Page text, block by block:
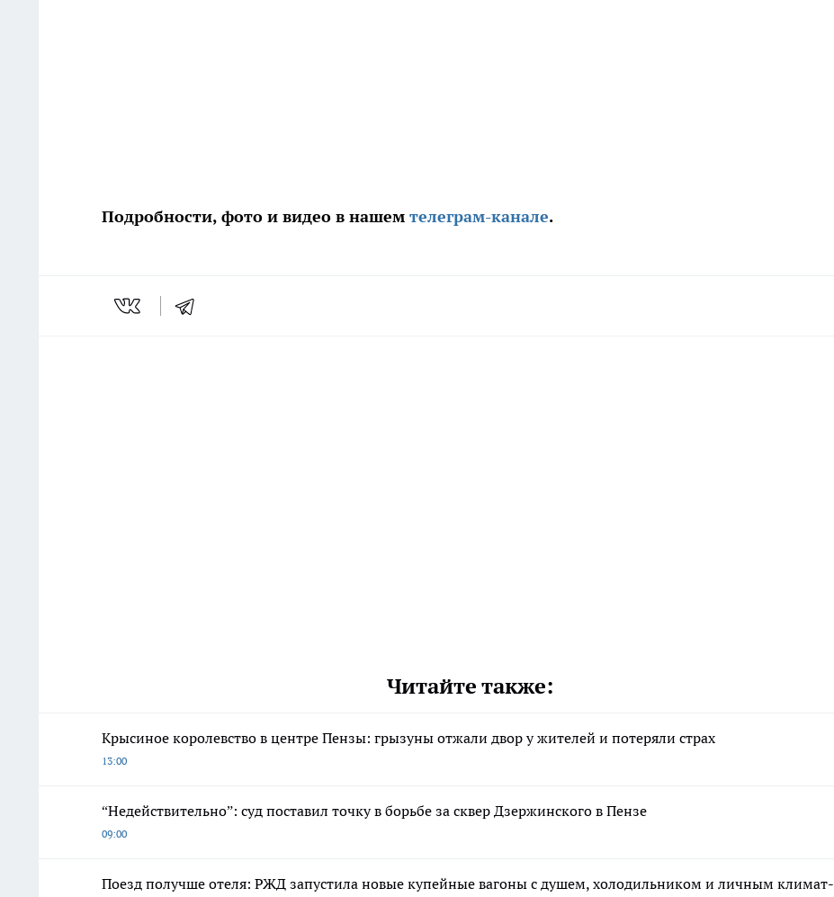
Подробности, фото и видео в нашем телеграм-канале.
Читайте также:
Крысиное королевство в центре Пензы: грызуны отжали двор у жителей и потеряли страх
13:00
“Недействительно”: суд поставил точку в борьбе за сквер Дзержинского в Пензе
09:00
Поезд получше отеля: РЖД запустила новые купейные вагоны с душем, холодильником и личным климат-